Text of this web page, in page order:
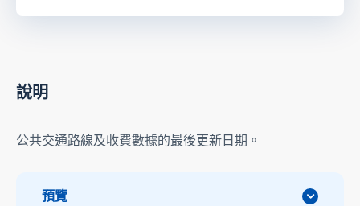
說明
公共交通路線及收費數據的最後更新日期。
預覽